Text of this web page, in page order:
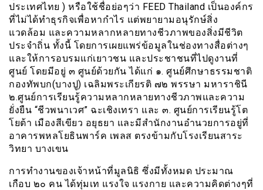
ประเทศไทย ) หรือใช้ชื่อย่อๆว่า FEED Thailand เป็นองค์กร
ที่ไม่ได้ทำธุรกิจเพื่อหากำไร แต่พยายามอนุรักษ์สิ่ง
แวดล้อม และความหลากหลายทางชีวภาพของสิ่งมีชีวิต
ประจำถิ่น ทั้งนี้ โดยการเผยแพร่ข้อมูลในช่องทางสื่อต่างๆ
และให้การอบรมแก่เยาวชน และประชาชนที่ไปดูงานที่
ศูนย์ โดยมีอยู่ ๓ ศูนย์ด้วยกัน ได้แก่ ๑. ศูนย์ศึกษาธรรมชาติ
กองทัพบก(บางปู) เฉลิมพระเกียรติ ๗๒ พรรษา มหาราชินี
๒.ศูนย์การเรียนรู้ความหลากหลายทางชีวภาพและความ
ยั่งยืน “ชีวพนาเวศ” ฉะเชิงเทรา และ ๓. ศูนย์การเรียนรู้โต
โยต้า เมืองสีเขียว อยุธยา และมีสำนักงานอำนวยการอยู่ที่
อาคารพหลโยธินพาร์ค เพลส ตรงข้ามกับโรงเรียนสาระ
วิทยา บางเขน
การทำงานของเจ้าหน้าที่มูลนิธิ ซึ่งมีทั้งหมด ประมาณ
เกือบ ๒๐ คน ได้ทุ่มเท แรงใจ แรงกาย และความคิดต่างๆที่